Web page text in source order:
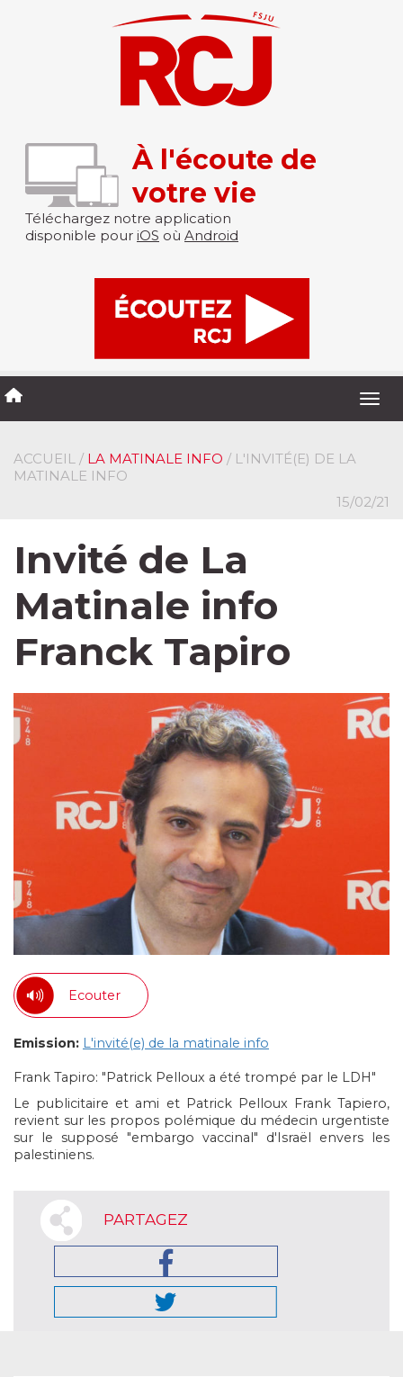
À l'écoute de
votre vie
Téléchargez notre application
disponible pour iOS où Android
ACCUEIL / LA MATINALE INFO / L'INVITÉ(E) DE LA
MATINALE INFO
15/02/21
Invité de La
Matinale info
Franck Tapiro
Ecouter
Emission: L'invité(e) de la matinale info
Frank Tapiro: "Patrick Pelloux a été trompé par le LDH"
Le publicitaire et ami et Patrick Pelloux Frank Tapiero,
revient sur les propos polémique du médecin urgentiste
sur le supposé "embargo vaccinal" d'Israël envers les
palestiniens.
PARTAGEZ